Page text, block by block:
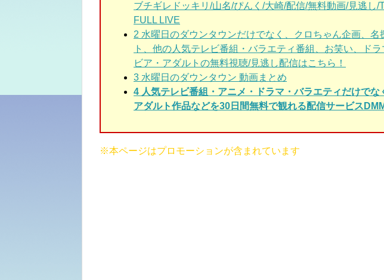
ブチギレドッキリ/山名/ぴんく/大崎/配信/無料動画/見逃し/
FULL LIVE
2 水曜日のダウンタウンだけでなく、クロちゃん企画、
ト、他の人気テレビ番組・バラエティ番組、お笑い、ド
ビア・アダルトの無料視聴/見逃し配信はこちら！
3 水曜日のダウンタウン 動画まとめ
4 人気テレビ番組・アニメ・ドラマ・バラエティだけでな
アダルト作品などを30日間無料で観れる配信サービス
※本ページはプロモーションが含まれています